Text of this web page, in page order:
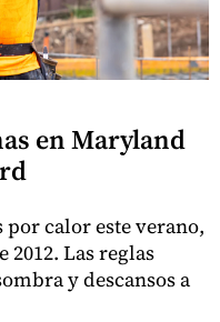
en Maryland
calor este verano,
2012. Las reglas
y descansos a